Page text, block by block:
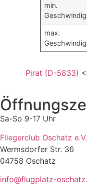
min.
max.
Pirat (D-5833)
Sa-So 9-17 Uhr
Fliegerclub Oschatz e.V.
Wermsdorfer Str. 36
04758 Oschatz
info@flugplatz-